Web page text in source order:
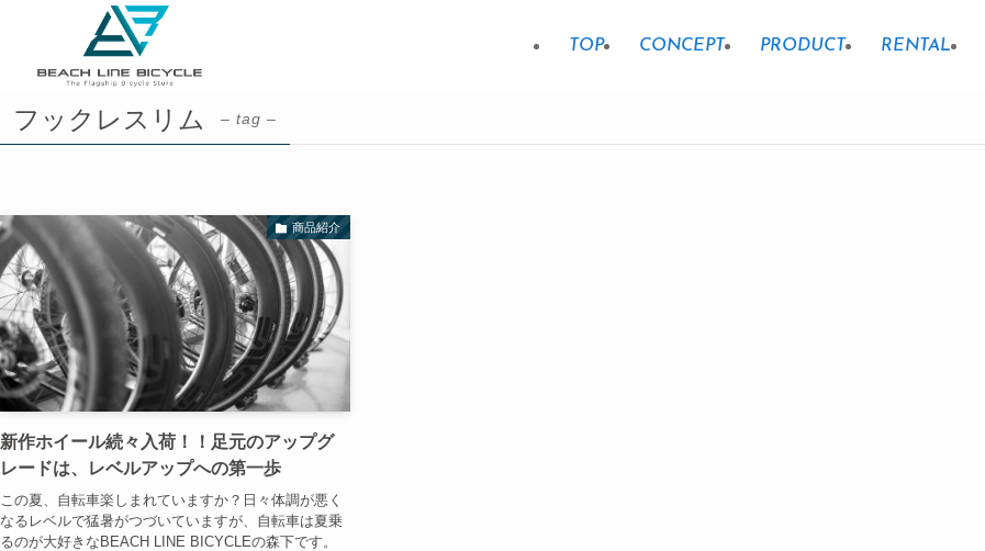
TOP CONCEPT PRODUCT RENTAL
フックレスリム – tag –
商品紹介
新作ホイール続々入荷！！足元のアップグ
レードは、レベルアップへの第一歩
この夏、自転車楽しまれていますか？日々体調が悪く
なるレベルで猛暑がつづいていますが、自転車は夏乗
るのが大好きなBEACH LINE BICYCLEの森下です。